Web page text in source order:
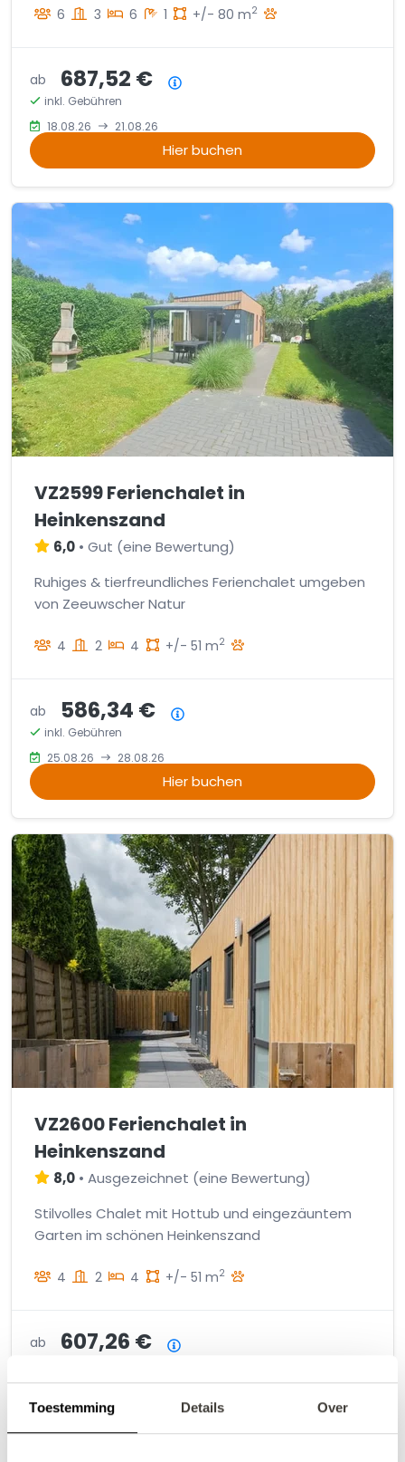
Toestemming Details Over
6 3 6 1 +/- 80 m2
ab 687,52 €
inkl. Gebühren
18.08.26
21.08.26
Hier buchen
VZ2599 Ferienchalet in
Heinkenszand
6,0 • Gut (eine Bewertung)
Ruhiges & tierfreundliches Ferienchalet umgeben
von Zeeuwscher Natur
4 2 4 +/- 51 m2
ab 586,34 €
inkl. Gebühren
25.08.26
28.08.26
Hier buchen
VZ2600 Ferienchalet in
Heinkenszand
8,0 • Ausgezeichnet (eine Bewertung)
Stilvolles Chalet mit Hottub und eingezäuntem
Garten im schönen Heinkenszand
4 2 4 +/- 51 m2
ab 607,26 €
Hier buchen